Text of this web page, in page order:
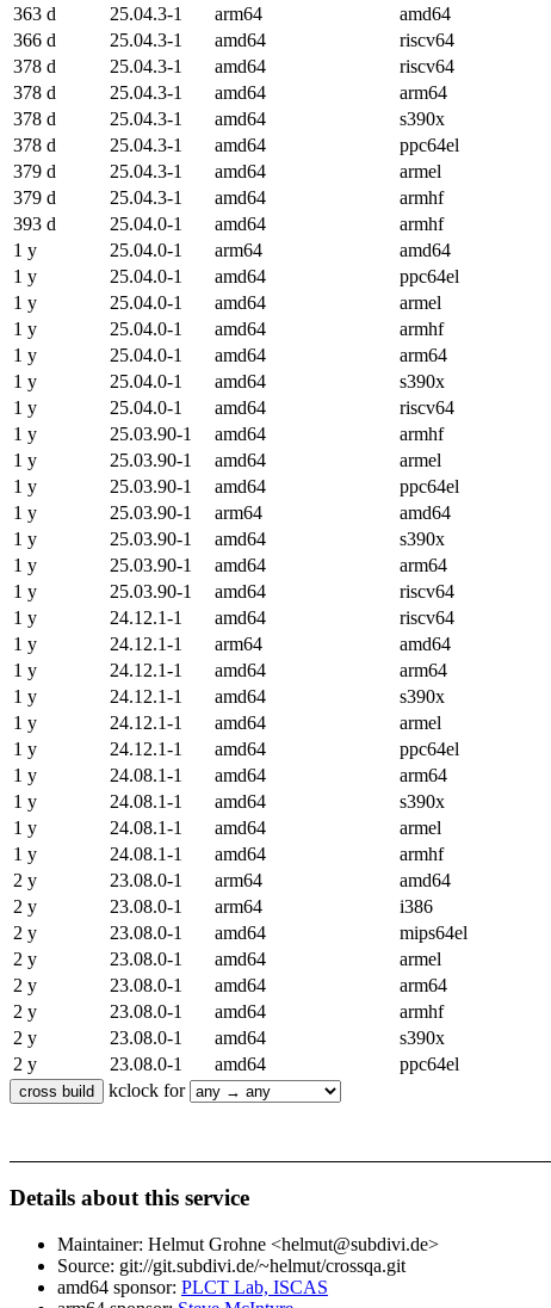
363 d
25.04.3-1 arm64 amd64
366 d
25.04.3-1 amd64 riscv64
378 d
25.04.3-1 amd64 riscv64
378 d
25.04.3-1 amd64 arm64
378 d
25.04.3-1 amd64 s390x
378 d
25.04.3-1 amd64 ppc64el
379 d
25.04.3-1 amd64 armel
379 d
25.04.3-1 amd64 armhf
393 d
25.04.0-1 amd64 armhf
1 y
25.04.0-1 arm64 amd64
1 y
25.04.0-1 amd64 ppc64el
1 y
25.04.0-1 amd64 armel
1 y
25.04.0-1 amd64 armhf
1 y
25.04.0-1 amd64 arm64
1 y
25.04.0-1 amd64 s390x
1 y
25.04.0-1 amd64 riscv64
1 y
25.03.90-1 amd64 armhf
1 y
25.03.90-1 amd64 armel
1 y
25.03.90-1 amd64 ppc64el
1 y
25.03.90-1 arm64 amd64
1 y
25.03.90-1 amd64 s390x
1 y
25.03.90-1 amd64 arm64
1 y
25.03.90-1 amd64 riscv64
1 y
24.12.1-1 amd64 riscv64
1 y
24.12.1-1 arm64 amd64
1 y
24.12.1-1 amd64 arm64
1 y
24.12.1-1 amd64 s390x
1 y
24.12.1-1 amd64 armel
1 y
24.12.1-1 amd64 ppc64el
1 y
24.08.1-1 amd64 arm64
1 y
24.08.1-1 amd64 s390x
1 y
24.08.1-1 amd64 armel
1 y
24.08.1-1 amd64 armhf
2 y
23.08.0-1 arm64 amd64
2 y
23.08.0-1 arm64 i386
2 y
23.08.0-1 amd64 mips64el
2 y
23.08.0-1 amd64 armel
2 y
23.08.0-1 amd64 arm64
2 y
23.08.0-1 amd64 armhf
2 y
23.08.0-1 amd64 s390x
2 y
23.08.0-1 amd64 ppc64el
kclock for
Details about this service
Maintainer: Helmut Grohne <helmut@subdivi.de>
Source: git://git.subdivi.de/~helmut/crossqa.git
amd64 sponsor: PLCT Lab, ISCAS